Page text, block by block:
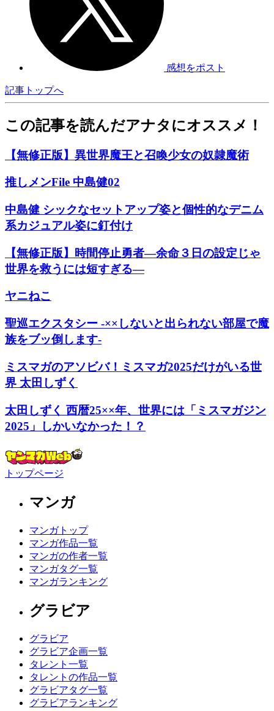
感想をポスト
記事トップへ
この記事を読んだアナタにオススメ！
【無修正版】異世界魔王と召喚少女の奴隷魔術
推しメンFile 中島健02
中島健 シックなセットアップ姿と個性的なデニム
系カジュアル姿に釘付け
【無修正版】時間停止勇者―余命３日の設定じゃ
世界を救うには短すぎる―
ヤニねこ
聖巡エクスタシー -××しないと出られない部屋で魔
族をブッ倒します-
ミスマガのアソビバ！ミスマガ2025だけがいる世
界 太田しずく
太田しずく 西暦25××年、世界には「ミスマガジン
2025」しかいなかった！？
トップページ
マンガ
マンガトップ
マンガ作品一覧
マンガの作者一覧
マンガタグ一覧
マンガランキング
グラビア
グラビア
グラビア企画一覧
タレント一覧
タレントの作品一覧
グラビアタグ一覧
グラビアランキング